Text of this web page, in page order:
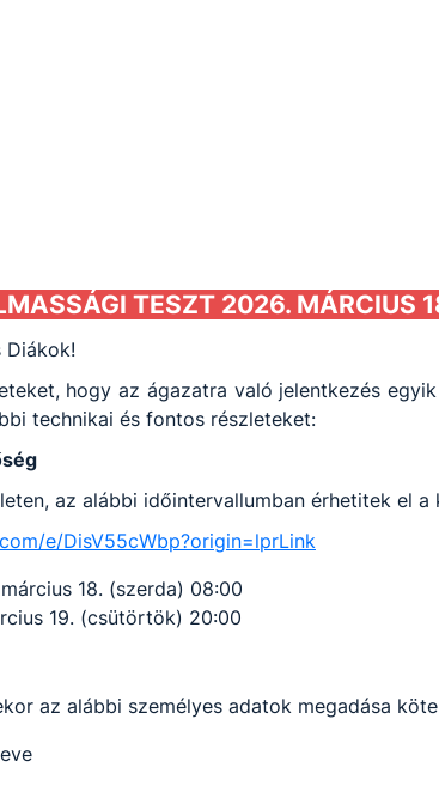
TESZT 2026. MÁRCIUS
Diákok!
hogy az ágazatra való jelentkezés
technikai és fontos részleteket:
az alábbi időintervallumban érhetitek el
e/DisV55cWbp?origin=lprLink
18. (szerda) 08:00
19. (csütörtök) 20:00
az alábbi személyes adatok megadása